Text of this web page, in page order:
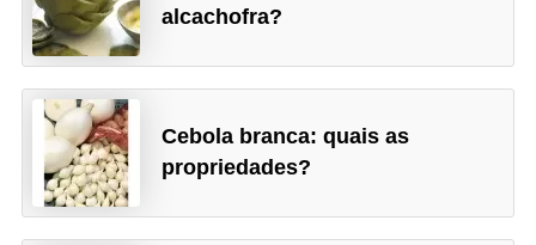
alcachofra?
Cebola branca: quais as
propriedades?